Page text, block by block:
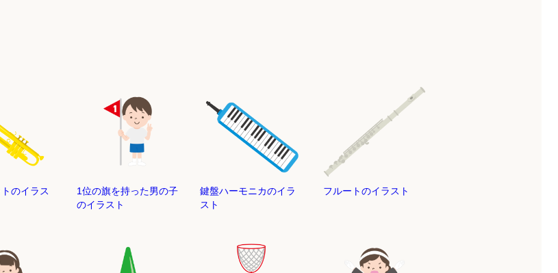
のイラス
1位の旗を持った男の子
のイラスト
鍵盤ハーモニカのイラ
スト
フルートのイラスト